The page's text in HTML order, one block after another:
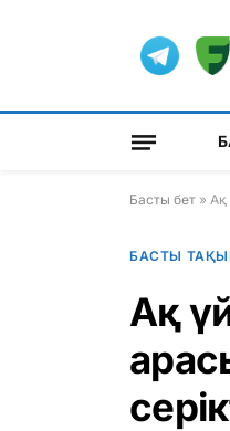
Басты бет » Ақ
БАСТЫ
Ақ